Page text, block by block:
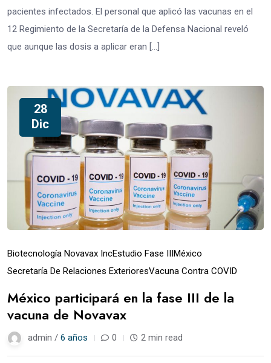
pacientes infectados. El personal que aplicó las vacunas en el
12 Regimiento de la Secretaría de la Defensa Nacional reveló
que aunque las dosis a aplicar eran […]
28
Dic
Biotecnología Novavax IncEstudio Fase IIIMéxico
Secretaría De Relaciones ExterioresVacuna Contra COVID
México participará en la fase III de la
vacuna de Novavax
admin / 6 años 0 2 min read